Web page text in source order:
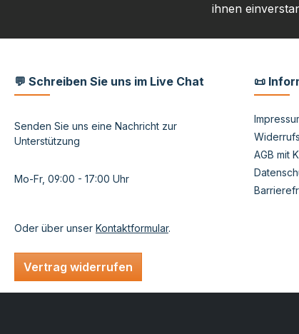
ihnen
💬 Schreiben Sie uns im Live Chat
Senden Sie uns eine Nachricht zur
Unterstützung
Mo-Fr, 09:00 - 17:00 Uhr
Oder über unser Kontaktformular.
Vertrag widerrufen
📜
AGB mit